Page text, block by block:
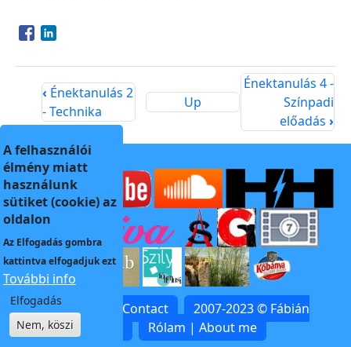
Opens in a new window
Opens in a new window
‹ Énektanulás 2
- Technika
Up
Énektanulás 4 -
Színpadi
előadás›
Kapcsolat | Contact
2007-2023 © Fábián
Rólam | About me
A felhasználói
élmény miatt
használunk
sütiket (cookie) az
oldalon
Az Elfogadásgombra
kattintva elfogadjuk ezt
További info
Elfogadás
Nem, köszi